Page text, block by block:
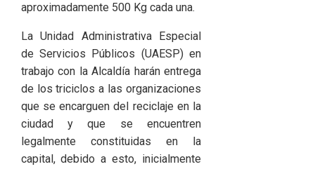
aproximadamente 500 Kg cada una.
La Unidad Administrativa Especial
de Servicios Públicos (UAESP) en
trabajo con la Alcaldía harán entrega
de los triciclos a las organizaciones
que se encarguen del reciclaje en la
ciudad y que se encuentren
legalmente constituidas en la
capital, debido a esto, inicialmente